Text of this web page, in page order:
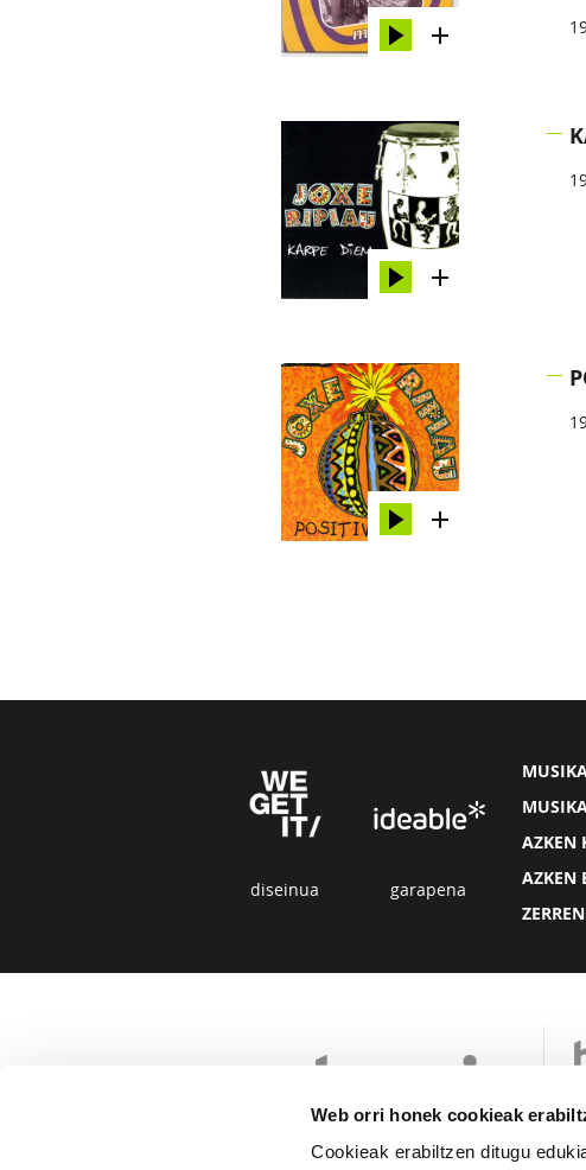
Web orri honek cookieak
Cookieak erabiltzen ditugu
diseinua garapena
AZKEN
AZKEN